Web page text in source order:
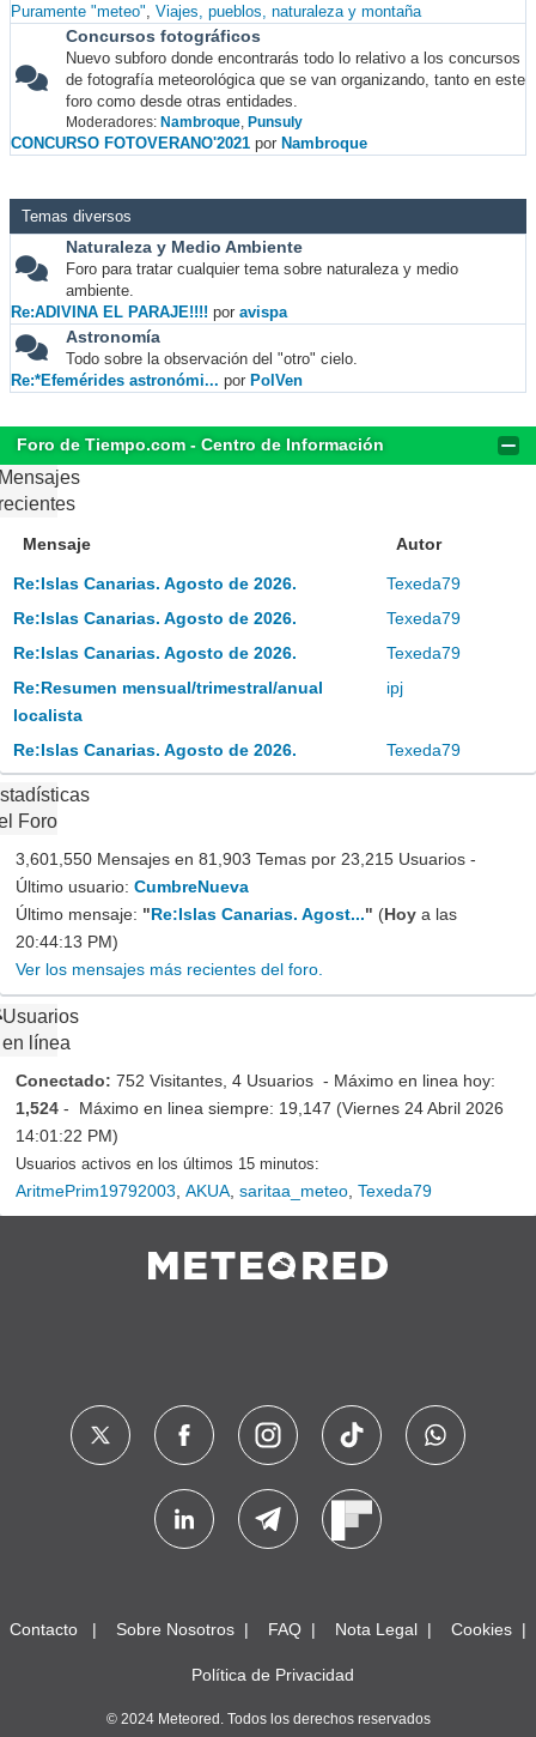
Puramente "meteo" Viajes, pueblos, naturaleza y montaña
Concursos fotográficos
Nuevo subforo donde encontrarás todo lo relativo a los concursos
de fotografía meteorológica que se van organizando, tanto en este
foro como desde otras entidades.
Moderadores: Nambroque, Punsuly
CONCURSO FOTOVERANO'2021 por Nambroque
Temas diversos
Naturaleza y Medio Ambiente
Foro para tratar cualquier tema sobre naturaleza y medio
ambiente.
Re:ADIVINA EL PARAJE!!!! por avispa
Astronomía
Todo sobre la observación del "otro" cielo.
Re:*Efemérides astronómi... por PolVen
Foro de Tiempo.com - Centro de Información
Mensaje Autor
Re:Islas Canarias. Agosto de 2026.
Texeda79
Re:Islas Canarias. Agosto de 2026.
Texeda79
Re:Islas Canarias. Agosto de 2026.
Texeda79
Re:Resumen mensual/trimestral/anual
localista
ipj
Re:Islas Canarias. Agosto de 2026. Texeda79
Foro
3,601,550 Mensajes en 81,903 Temas por 23,215 Usuarios -
Último usuario: CumbreNueva
Último mensaje: "Re:Islas Canarias. Agost..." (Hoy a las
20:44:13 PM)
Ver los mensajes más recientes del foro.
Usuarios
en línea
Conectado: 752 Visitantes, 4 Usuarios - Máximo en linea hoy:
1,524 - Máximo en linea siempre: 19,147 (Viernes 24 Abril 2026
14:01:22 PM)
Usuarios activos en los últimos 15 minutos:
AritmePrim19792003 AKUA saritaa_meteo Texeda79
Contacto Sobre Nosotros FAQ Nota Legal Cookies
Política de Privacidad
© 2024 Meteored. Todos los derechos reservados